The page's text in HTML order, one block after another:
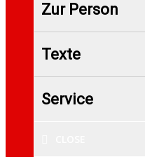
Zur Person
Texte
Service